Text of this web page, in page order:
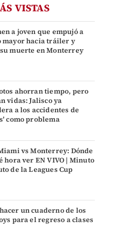
VISTAS
a joven que empujó a
mayor hacia tráiler y
muerte en Monterrey
ahorran tiempo, pero
vidas: Jalisco ya
a los accidentes de
como problema
vs Monterrey: Dónde
hora ver EN VIVO | Minuto
de la Leagues Cup
un cuaderno de los
para el regreso a clases